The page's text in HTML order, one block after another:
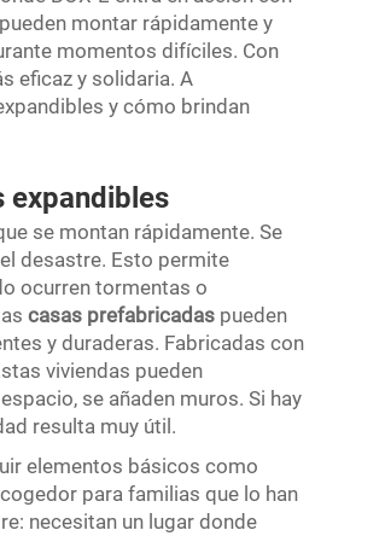
montar rápidamente y
momentos difíciles. Con
eficaz y solidaria. A
y cómo brindan
expandibles
se montan rápidamente. Se
desastre. Esto permite
ocurren tormentas o
casas prefabricadas pueden
y duraderas. Fabricadas con
viviendas pueden
se añaden muros. Si hay
resulta muy útil.
elementos básicos como
para familias que lo han
necesitan un lugar donde